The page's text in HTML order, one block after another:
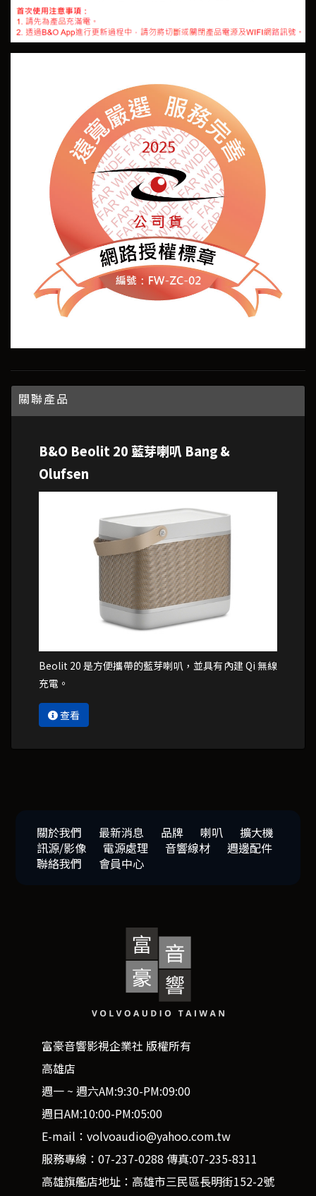
關聯產品
Beolit 20 是方便攜帶的藍芽喇叭，並具有內建 Qi 無線
充電。
查看
B&O Beolit 20 藍芽喇叭 Bang &
Olufsen
關於我們 最新消息 品牌 喇叭
擴大機
訊源/影像
電源處理 音響線材
週邊配件
聯絡我們
會員中心
富豪音響影視企業社 版權所有
高雄店
週一 ~ 週六AM:9:30-PM:09:00
週日AM:10:00-PM:05:00
E-mail：volvoaudio@yahoo.com.tw
服務專線：07-237-0288 傳真:07-235-8311
高雄旗艦店地址：高雄市三民區長明街152-2號